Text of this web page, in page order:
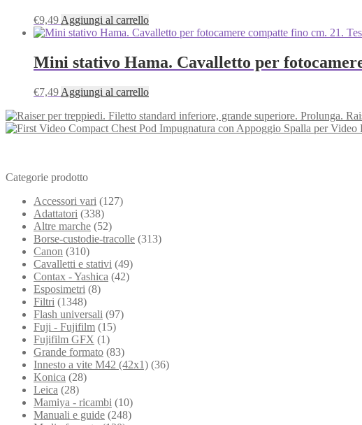
€9,49 Aggiungi al carrello
Mini stativo Hama. Cavalletto per
€7,49 Aggiungi al carrello
Categorie prodotto
Accessori vari (127)
Adattatori (338)
Altre marche (52)
Borse-custodie-tracolle (313)
Canon (310)
Cavalletti e stativi (49)
Contax - Yashica (42)
Esposimetri (8)
Filtri (1348)
Flash universali (97)
Fuji - Fujifilm (15)
Fujifilm GFX (1)
Grande formato (83)
Innesto a vite M42 (42x1) (36)
Konica (28)
Leica (28)
Mamiya - ricambi (10)
Manuali e guide (248)